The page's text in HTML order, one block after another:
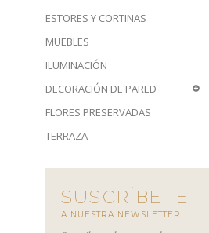
ESTORES Y CORTINAS
MUEBLES
ILUMINACIÓN
DECORACIÓN DE PARED
FLORES PRESERVADAS
TERRAZA
SUSCRÍBETE
A NUESTRA NEWSLETTER